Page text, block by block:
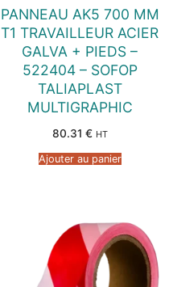
PANNEAU AK5 700 MM
T1 TRAVAILLEUR ACIER
GALVA + PIEDS –
522404 – SOFOP
TALIAPLAST
MULTIGRAPHIC
80.31 € HT
Ajouter au panier